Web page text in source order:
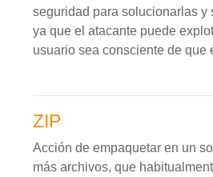
seguridad para solucionarlas y
ya que el atacante puede
usuario sea consciente de que
ZIP
Acción de empaquetar en un
más archivos, que